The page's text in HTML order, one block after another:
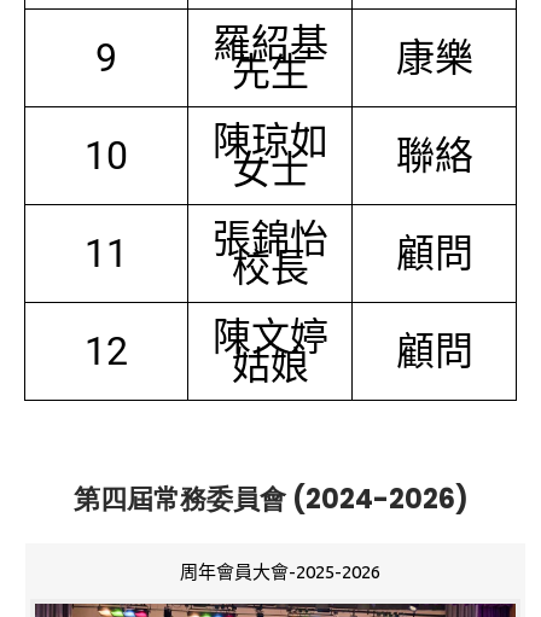
9 羅紹基
先生 康樂
10 陳琼如
女士 聯絡
11 張錦怡
校長 顧問
12 陳文婷
姑娘 顧問
第四屆常務委員會 (2024-2026)
周年會員大會-2025-2026